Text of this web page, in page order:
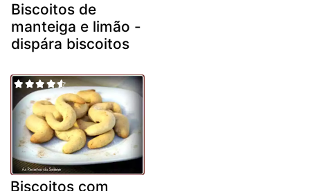
Biscoitos de
manteiga e limão -
dispára biscoitos
Biscoitos com